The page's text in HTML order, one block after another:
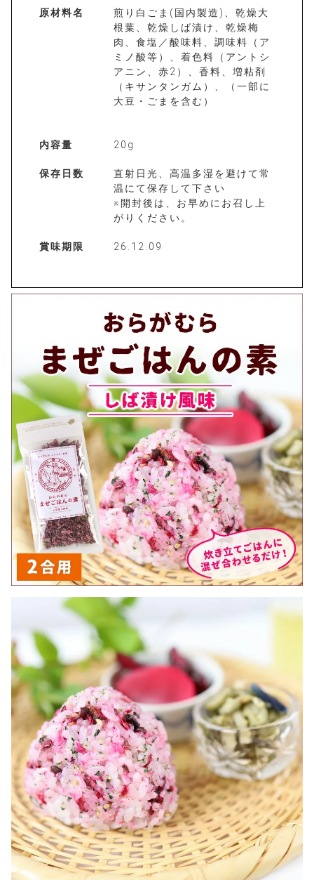
原材料名
煎り白ごま(国内製造)、乾燥大
根葉、乾燥しば漬け、乾燥梅
肉、食塩／酸味料、調味料（ア
ミノ酸等）、着色料（アントシ
アニン、赤2）、香料、増粘剤
（キサンタンガム）、（一部に
大豆・ごまを含む）
内容量 20g
保存日数
直射日光、高温多湿を避けて常
温にて保存して下さい
※開封後は、お早めにお召し上
がりください。
賞味期限 26.12.09